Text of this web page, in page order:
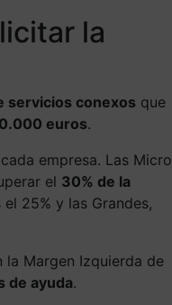
la
servicios conexos que
euros.
empresa. Las Micro
el 30% de la
25% y las Grandes,
la Margen Izquierda de
de ayuda.